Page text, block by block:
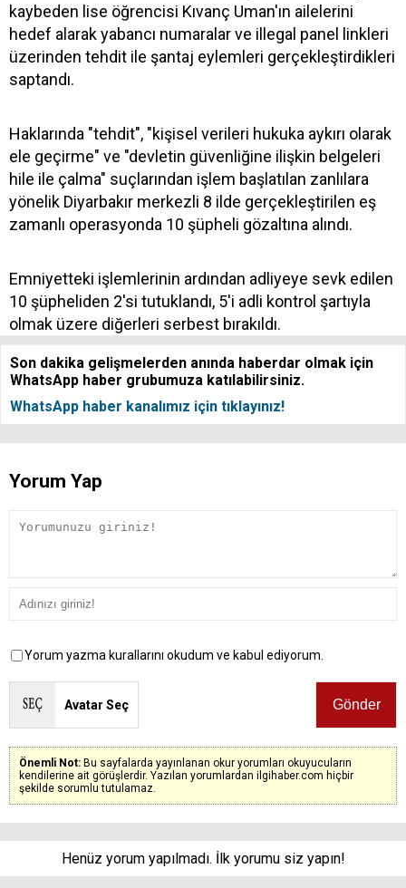
kaybeden lise öğrencisi Kıvanç Uman'ın ailelerini
hedef alarak yabancı numaralar ve illegal panel linkleri
üzerinden tehdit ile şantaj eylemleri gerçekleştirdikleri
saptandı.
Haklarında "tehdit", "kişisel verileri hukuka aykırı olarak
ele geçirme" ve "devletin güvenliğine ilişkin belgeleri
hile ile çalma" suçlarından işlem başlatılan zanlılara
yönelik Diyarbakır merkezli 8 ilde gerçekleştirilen eş
zamanlı operasyonda 10 şüpheli gözaltına alındı.
Emniyetteki işlemlerinin ardından adliyeye sevk edilen
10 şüpheliden 2'si tutuklandı, 5'i adli kontrol şartıyla
olmak üzere diğerleri serbest bırakıldı.
Son dakika gelişmelerden anında haberdar olmak için
WhatsApp haber grubumuza katılabilirsiniz.
WhatsApp haber kanalımız için tıklayınız!
Yorum Yap
Yorum yazma kurallarını okudum ve kabul ediyorum.
Avatar Seç
Önemli Not: Bu sayfalarda yayınlanan okur yorumları okuyucuların
kendilerine ait görüşlerdir. Yazılan yorumlardan ilgihaber.com hiçbir
şekilde sorumlu tutulamaz.
Henüz yorum yapılmadı. İlk yorumu siz yapın!